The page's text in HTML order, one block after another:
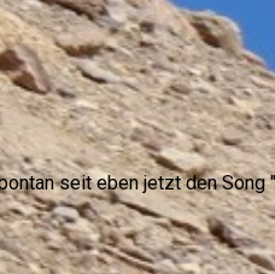
seit eben jetzt den Song